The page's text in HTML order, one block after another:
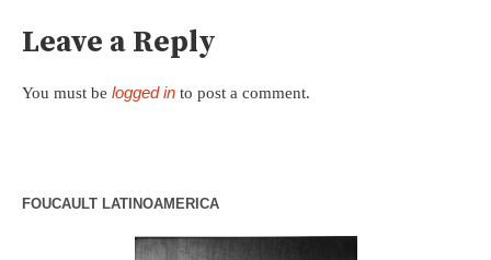
Leave a Reply
You must be logged in to post a comment.
FOUCAULT LATINOAMERICA